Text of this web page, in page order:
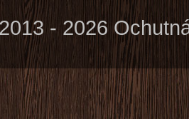
- 2026